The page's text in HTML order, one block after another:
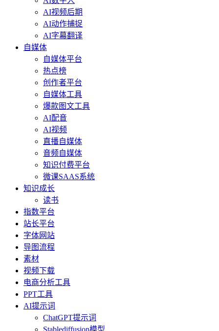
AI视频后期
AI动作捕捉
AI字幕翻译
自媒体
自媒体平台
热点榜
创作者平台
自媒体工具
爆款图文工具
AI配音
AI视频
直播自媒体
音频自媒体
知识付费平台
微课SAAS系统
知识成长
读书
指数平台
站长平台
字体网站
导图流程
素材
视频下载
电商分析工具
PPT工具
AI提示词
ChatGPT提示词
Stablediffusion模型